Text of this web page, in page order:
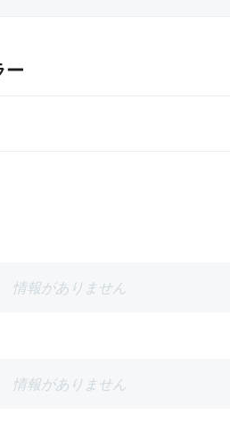
ー
情報がありません
情報がありません